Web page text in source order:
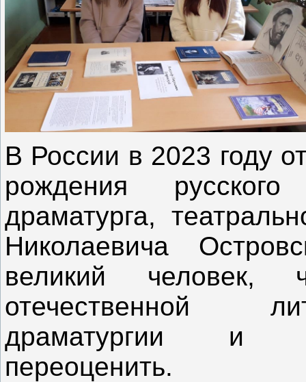
В России в 2023 году
рождения русского
драматурга,
Николаевича
великий
отечественной
драматургии и
переоценить.